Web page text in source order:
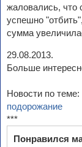
жаловались, что
успешно
сумма
29.08.2013.
Больше
Новости по теме:
подорожание
***
Понравился